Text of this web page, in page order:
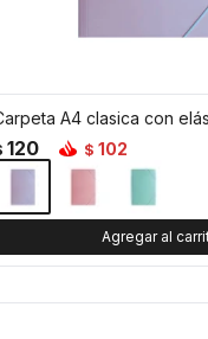
120 $ 102